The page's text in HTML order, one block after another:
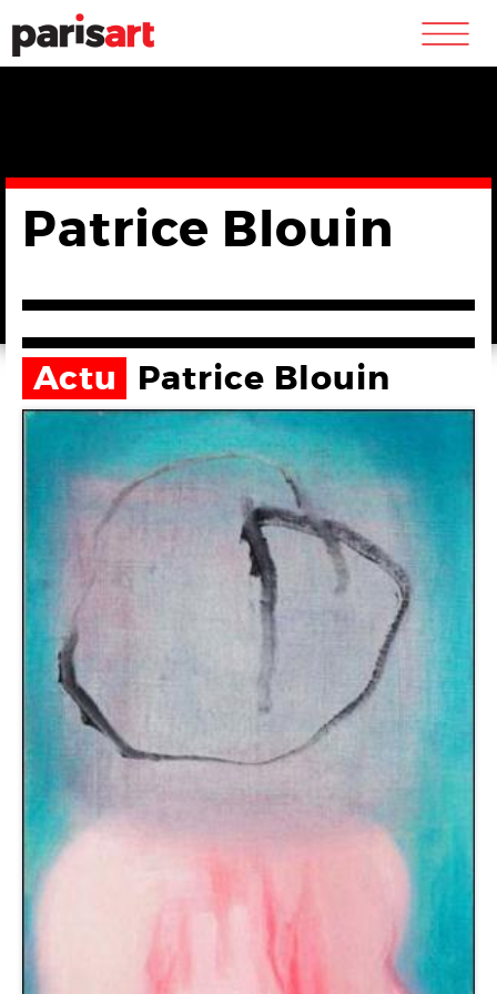
m
Patrice Blouin
Actu Patrice Blouin